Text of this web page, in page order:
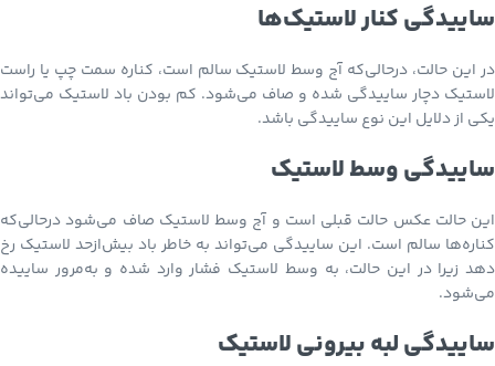
ساییدگی کنار لاستیک‌ها
در این حالت، درحالی‌که آج وسط لاستیک سالم است، کناره سمت چپ یا راست
لاستیک دچار ساییدگی شده و صاف می‌شود. کم بودن باد لاستیک می‌تواند
یکی از دلایل این نوع ساییدگی باشد.
ساییدگی وسط لاستیک
این حالت عکس حالت قبلی است و آج وسط لاستیک صاف می‌شود درحالی‌که
کناره‌ها سالم است. این ساییدگی می‌تواند به خاطر باد بیش‌ازحد لاستیک رخ
دهد زیرا در این حالت، به وسط لاستیک فشار وارد شده و به‌مرور ساییده
می‌شود.
ساییدگی لبه بیرونی لاستیک